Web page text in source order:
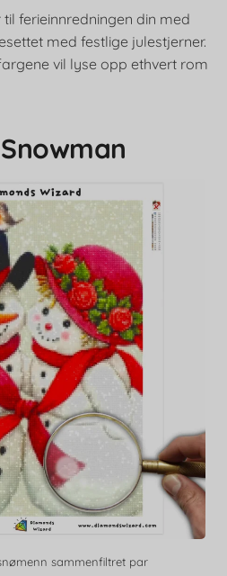
ferieinnredningen din med
med festlige julestjerner.
vil lyse opp ethvert rom
sammenfiltret par